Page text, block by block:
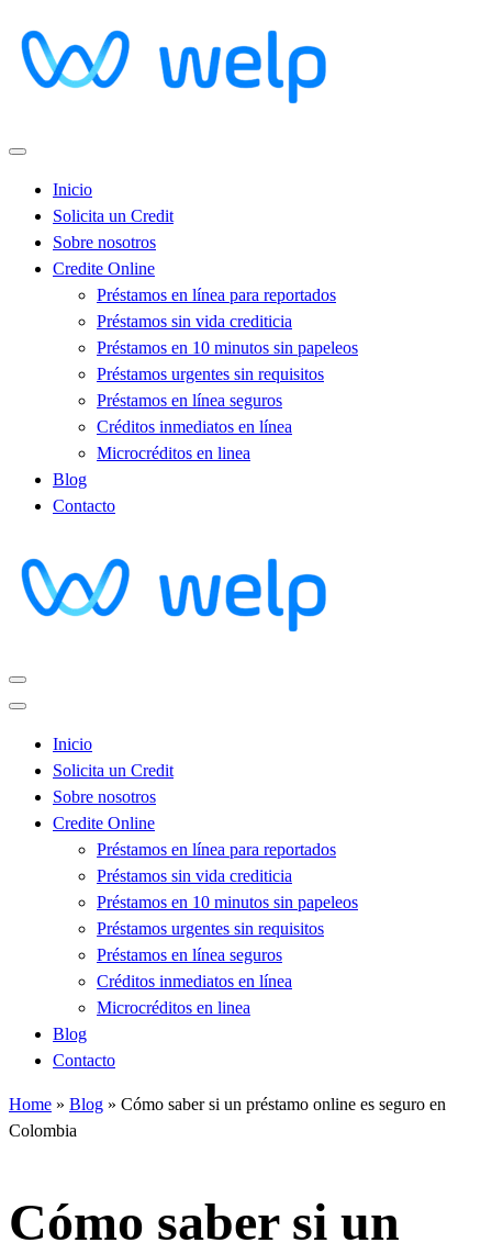
Inicio
Solicita un Credit
Sobre nosotros
Credite Online
Préstamos en línea para reportados
Préstamos sin vida crediticia
Préstamos en 10 minutos sin papeleos
Préstamos urgentes sin requisitos
Préstamos en línea seguros
Créditos inmediatos en línea
Microcréditos en linea
Blog
Contacto
Inicio
Solicita un Credit
Sobre nosotros
Credite Online
Préstamos en línea para reportados
Préstamos sin vida crediticia
Préstamos en 10 minutos sin papeleos
Préstamos urgentes sin requisitos
Préstamos en línea seguros
Créditos inmediatos en línea
Microcréditos en linea
Blog
Contacto
Home » Blog » Cómo saber si un préstamo online es seguro en
Colombia
Cómo saber si un